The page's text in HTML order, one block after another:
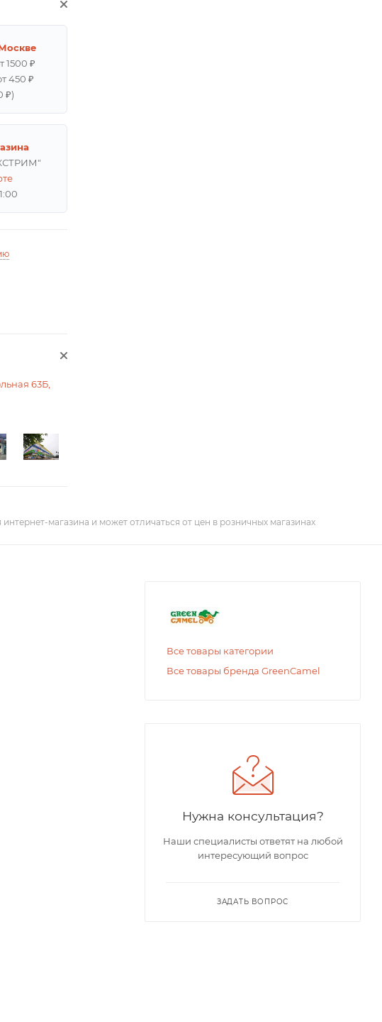
1500 ₽
450 ₽
₽)
63Б,
магазина и может отличаться от цен в розничных магазинах
Все товары категории
Все товары бренда GreenCamel
Нужна консультация?
Наши специалисты ответят на любой
интересующий вопрос
ЗАДАТЬ ВОПРОС